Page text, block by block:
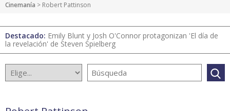
Cinemanía > Robert Pattinson
Destacado: Emily Blunt y Josh O'Connor protagonizan 'El día de
la revelación' de Steven Spielberg